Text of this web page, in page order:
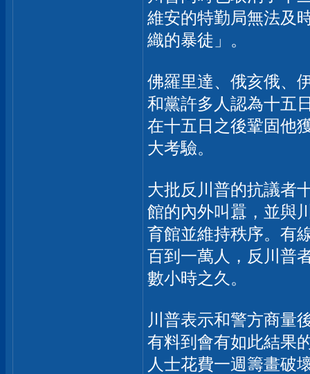
維安的特勤局無法及
織的暴徒」。
佛羅里達、俄亥俄、
和黨許多人認為十五
在十五日之後鞏固他
大考驗。
大批反川普的抗議者
館的內外叫囂，並與
育館並維持秩序。有
百到一萬人，反川普
數小時之久。
川普表示和警方商量
有料到會有如此結果
人士花費一週籌畫破